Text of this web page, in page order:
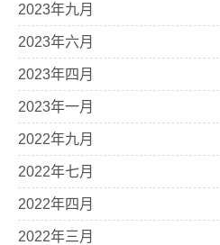
2023年九月
2023年六月
2023年四月
2023年一月
2022年九月
2022年七月
2022年四月
2022年三月